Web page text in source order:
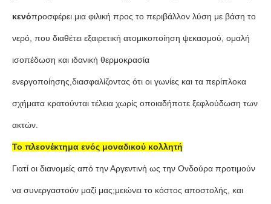
κενόπροσφέρει μια φιλική προς το περιβάλλον λύση με βάση το
νερό, που διαθέτει εξαιρετική ατομικοποίηση ψεκασμού, ομαλή
ισοπέδωση και ιδανική θερμοκρασία
ενεργοποίησης,διασφαλίζοντας ότι οι γωνίες και τα περίπλοκα
σχήματα κρατούνται τέλεια χωρίς οποιαδήποτε ξεφλούδωση των
ακτών.
Το πλεονέκτημα ενός μοναδικού κολλητή
Γιατί οι διανομείς από την Αργεντινή ως την Ονδούρα προτιμούν
να συνεργαστούν μαζί μας;μειώνει το κόστος αποστολής, και